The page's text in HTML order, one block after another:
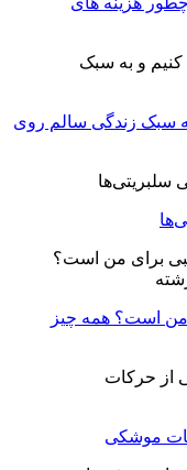
سبک زندگی سالم روی
من است؟ همه چیز
موشکی